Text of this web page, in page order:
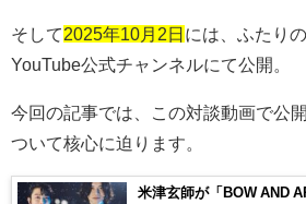
そして2025年10月2日 には、ふたり
YouTube公式チャンネルにて公開。
今回の記事では、この対談動画で公
ついて核心に迫ります。
米津玄師が「BOW AND